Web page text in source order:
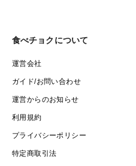
食べチョクについて
運営会社
ガイド/お問い合わせ
運営からのお知らせ
利用規約
プライバシーポリシー
特定商取引法